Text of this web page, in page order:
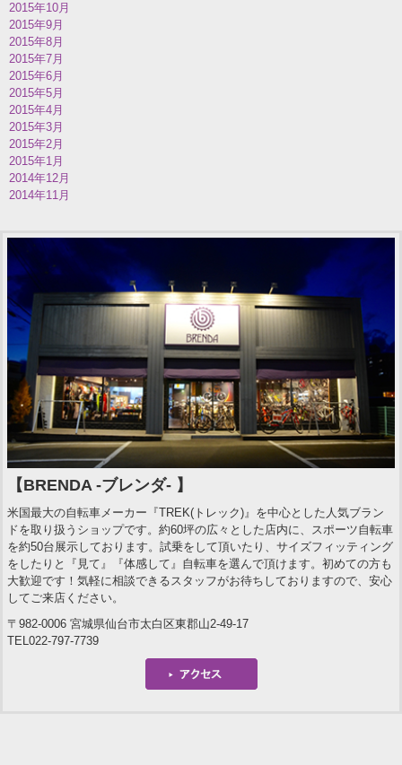
2015年10月
2015年9月
2015年8月
2015年7月
2015年6月
2015年5月
2015年4月
2015年3月
2015年2月
2015年1月
2014年12月
2014年11月
【BRENDA -ブレンダ- 】
米国最大の自転車メーカー『TREK(トレック)』を中心とした人気ブラン
ドを取り扱うショップです。約60坪の広々とした店内に、スポーツ自転車
を約50台展示しております。試乗をして頂いたり、サイズフィッティング
をしたりと『見て』『体感して』自転車を選んで頂けます。初めての方も
大歓迎です！気軽に相談できるスタッフがお待ちしておりますので、安心
してご来店ください。
〒982-0006 宮城県仙台市太白区東郡山2-49-17
TEL022-797-7739